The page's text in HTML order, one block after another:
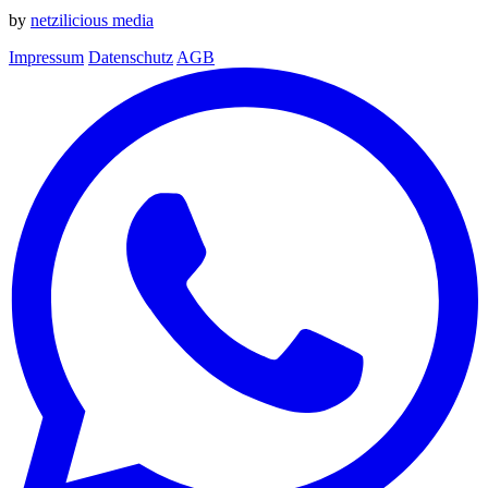
by netzilicious media
Impressum Datenschutz AGB